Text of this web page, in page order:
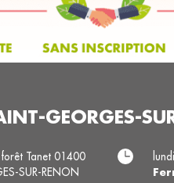
GEORGES-
Tanet 01400
SUR-RENON